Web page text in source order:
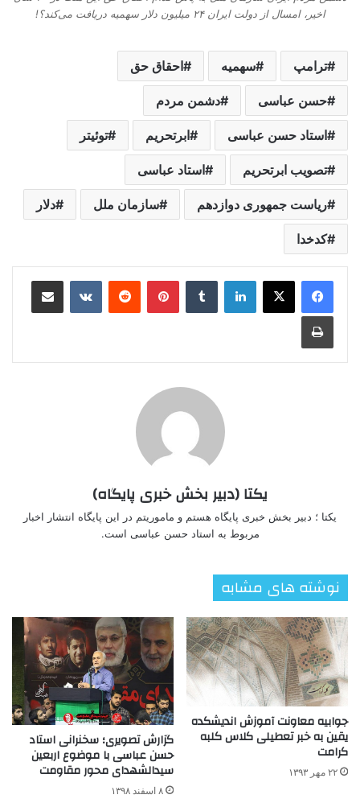
اخیر، امسال از دولت ایران ۲۴ میلیون دلار سهمیه دریافت می‌کند؟!
ترامپ سهمیه احقاق حق
حسن عباسی دشمن مردم
استاد حسن عباسی ابرتحریم توئیتر
تصویب ابرتحریم استاد عباسی
ریاست جمهوری دوازدهم سازمان ملل دلار
کدخدا
لینکدین ‫تامبلر ‫پین‌ترست‫رددیت ‫VKontakteاشتراک گذاری از طریق ایمیل
چاپ
یکتا (دبیر بخش خبری پایگاه)
یکتا ؛ دبیر بخش خبری پایگاه هستم و ماموریتم در این پایگاه انتشار اخبار
مربوط به استاد حسن عباسی است.
نوشته های مشابه
جوابیه معاونت آموزش اندیشکده
یقین به خبر تعطیلی کلاس کلبه
کرامت
۲۲ مهر ۱۳۹۳
گزارش تصویری؛ سخنرانی استاد
حسن عباسی با موضوع اربعین
سیدالشهدای محور مقاومت
۸ اسفند ۱۳۹۸